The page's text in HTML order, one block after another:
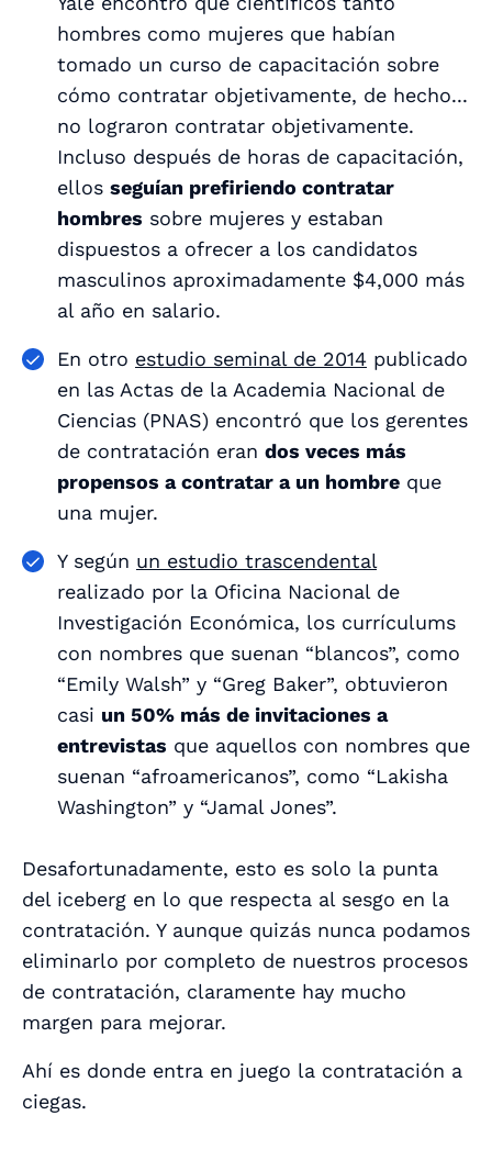
hombres como mujeres que habían
tomado un curso de capacitación sobre
cómo contratar objetivamente, de hecho...
no lograron contratar objetivamente.
Incluso después de horas de capacitación,
ellos seguían prefiriendo contratar
hombres sobre mujeres y estaban
dispuestos a ofrecer a los candidatos
masculinos aproximadamente $4,000 más
al año en salario.
En otro estudio seminal de 2014 publicado
en las Actas de la Academia Nacional de
Ciencias (PNAS) encontró que los gerentes
de contratación eran dos veces más
propensos a contratar a un hombre que
una mujer.
Y según un estudio trascendental
realizado por la Oficina Nacional de
Investigación Económica, los currículums
con nombres que suenan “blancos”, como
“Emily Walsh” y “Greg Baker”, obtuvieron
casi un 50% más de invitaciones a
entrevistas que aquellos con nombres que
suenan “afroamericanos”, como “Lakisha
Washington” y “Jamal Jones”.
Desafortunadamente, esto es solo la punta
del iceberg en lo que respecta al sesgo en la
contratación. Y aunque quizás nunca podamos
eliminarlo por completo de nuestros procesos
de contratación, claramente hay mucho
margen para mejorar.
Ahí es donde entra en juego la contratación a
ciegas.